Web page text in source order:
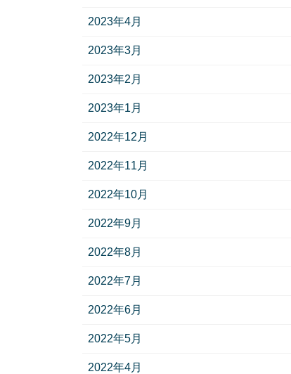
2023年4月
2023年3月
2023年2月
2023年1月
2022年12月
2022年11月
2022年10月
2022年9月
2022年8月
2022年7月
2022年6月
2022年5月
2022年4月